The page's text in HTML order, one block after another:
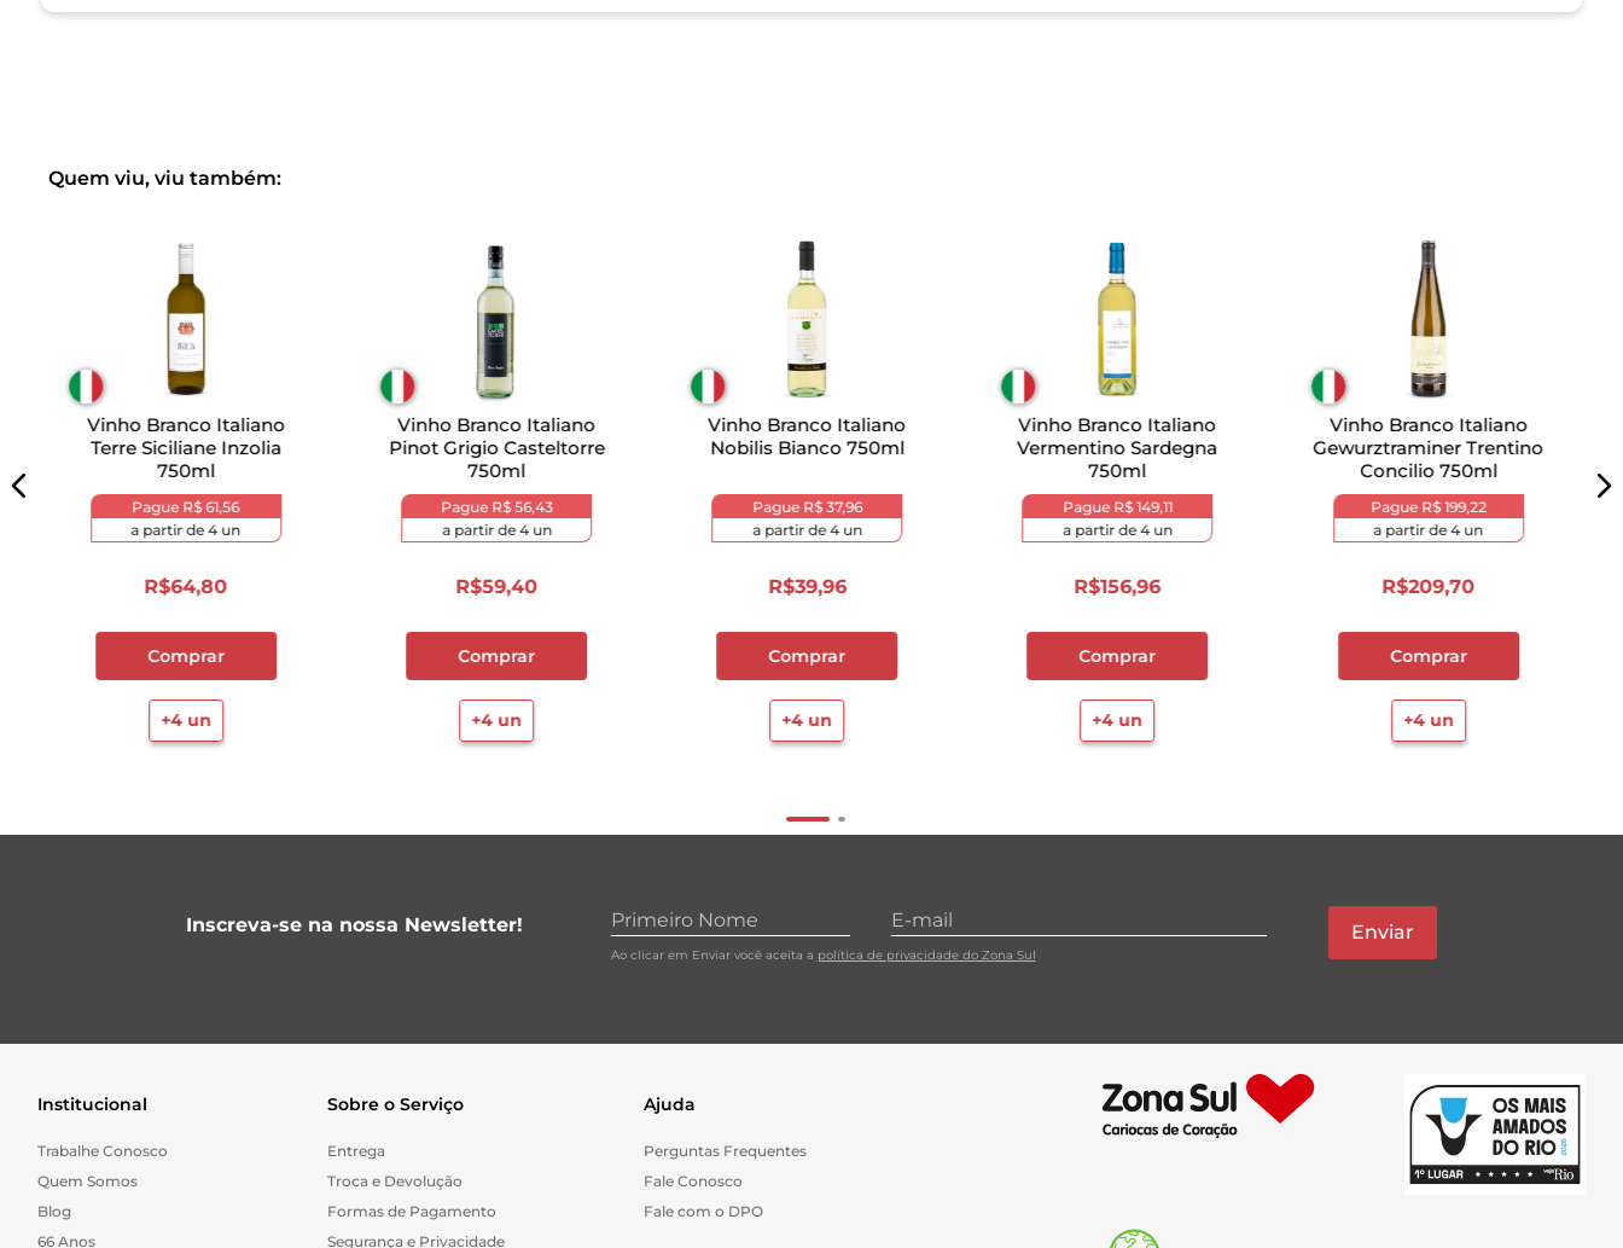
Quem viu, viu também:
Vinho Branco Italiano
Terre Siciliane Inzolia
750ml
Pague R$ 61,56
a partir de4un
R$64,80
Comprar
+4un
Vinho Branco Italiano
Pinot Grigio Casteltorre
750ml
Pague R$ 56,43
a partir de4un
R$59,40
Comprar
+4un
Vinho Branco Italiano
Nobilis Bianco 750ml
Pague R$ 37,96
a partir de4un
R$39,96
Comprar
+4un
Vinho Branco Italiano
Vermentino Sardegna
750ml
Pague R$ 149,11
a partir de4un
R$156,96
Comprar
+4un
Vinho Branco Italiano
Gewurztraminer Trentino
Concilio 750ml
Pague R$ 199,22
a partir de4un
R$209,70
Comprar
+4un
Inscreva-se na nossa Newsletter!
Ao clicar em Enviar você aceita a política de privacidade do Zona Sul
Enviar
Institucional
Trabalhe Conosco
Quem Somos
Blog
66 Anos
Sobre o Serviço
Entrega
Troca e Devolução
Formas de Pagamento
Segurança e Privacidade
Ajuda
Perguntas Frequentes
Fale Conosco
Fale com o DPO